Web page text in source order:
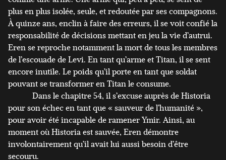
plus en plus isolée, seule, et redoutée par ses compagnons.
À quinze ans, enclin à faire des erreurs, il se voit confié la
responsabilité de décisions mettant en jeu la vie d’autrui.
Eren se reproche notamment la mort de tous les membres
de l’escouade de Levi. En tant qu’arme et Titan, il se sent
encore inutile. Le poids qu’il porte en tant que soldat
pouvant se transformer en Titan le consume.
Dans le chapitre 54, il s’excuse auprès de Historia
pour son échec en tant que « sauveur de l’humanité »,
pour avoir été incapable de ramener Ymir. Ainsi, au
moment où Historia est sauvée, Eren démontre
involontairement qu’il avait lui aussi besoin d’être
secouru.